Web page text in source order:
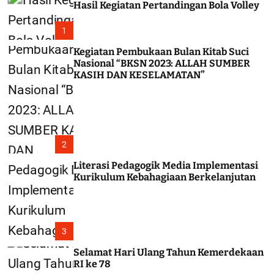
c
m
o
d
1
Hasil Kegiatan Pertandingan Bola Volley
2
Kegiatan Pembukaan Bulan Kitab Suci
Nasional “BKSN 2023: ALLAH SUMBER
KASIH DAN KESELAMATAN”
3
Literasi Pedagogik Media Implementasi
Kurikulum Kebahagiaan Berkelanjutan
Selamat Hari Ulang Tahun Kemerdekaan
RI ke 78